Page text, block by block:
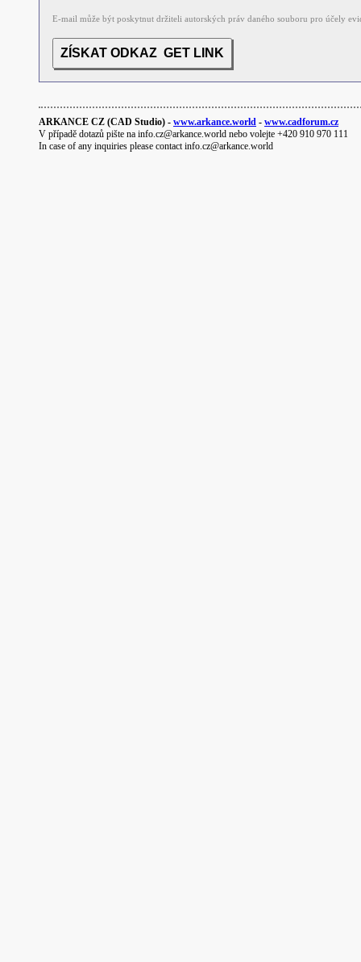
E-mail může být poskytnut držiteli autorských práv daného souboru pro účely
ARKANCE CZ (CAD Studio) - www.arkance.world - www.cadforum.cz
V případě dotazů pište na info.cz@arkance.world nebo volejte +420 910 970 111
In case of any inquiries please contact info.cz@arkance.world